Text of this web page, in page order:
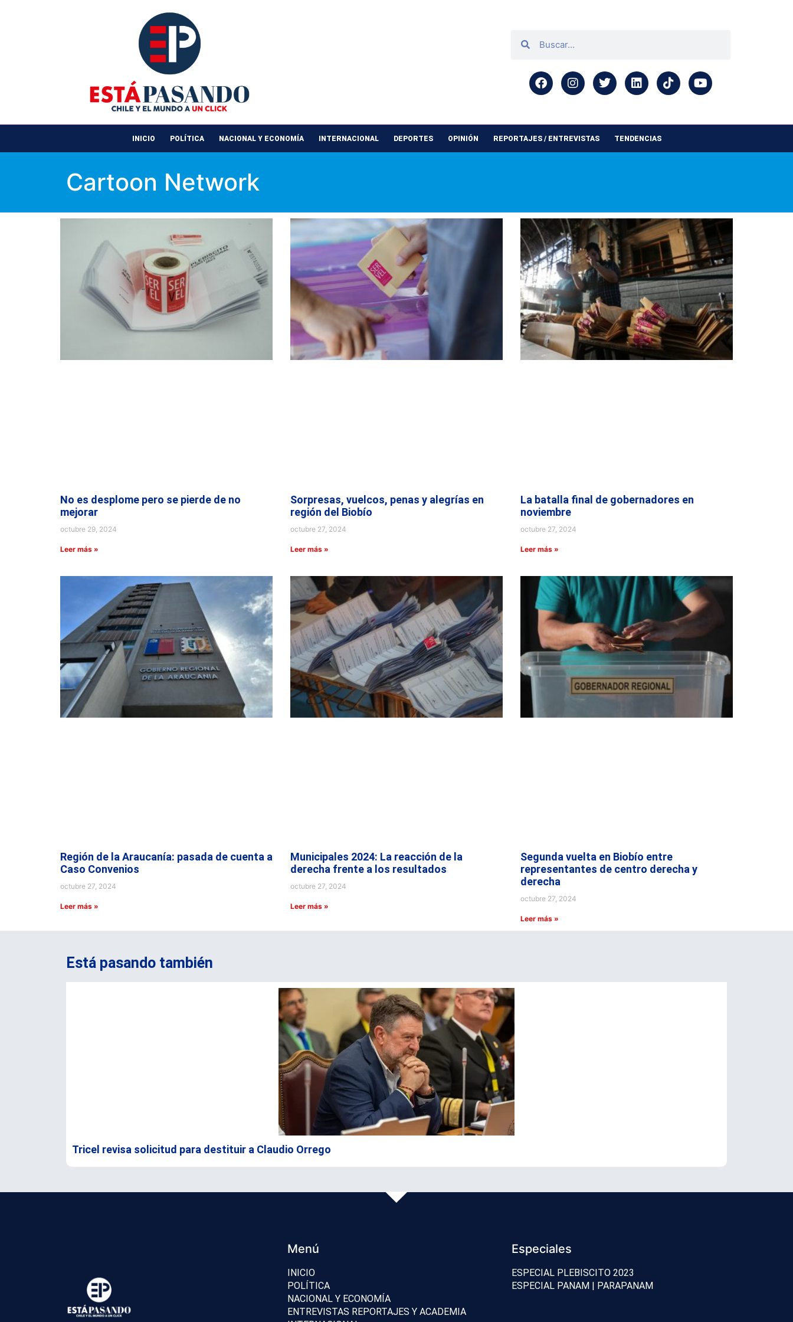
INICIO POLÍTICA NACIONAL Y ECONOMÍA INTERNACIONAL DEPORTES OPINIÓN REPORTAJES / ENTREVISTAS TENDENCIAS
Cartoon Network
No es desplome pero se pierde de no
mejorar
octubre 29, 2024
Leer más »
Sorpresas, vuelcos, penas y alegrías en
región del Biobío
octubre 27, 2024
Leer más »
La batalla final de gobernadores en
noviembre
octubre 27, 2024
Leer más »
Región de la Araucanía: pasada de cuenta a
Caso Convenios
octubre 27, 2024
Leer más »
Municipales 2024: La reacción de la
derecha frente a los resultados
octubre 27, 2024
Leer más »
Segunda vuelta en Biobío entre
representantes de centro derecha y
derecha
octubre 27, 2024
Leer más »
Está pasando también
Tricel revisa solicitud para destituir a Claudio Orrego
Menú
INICIO
POLÍTICA
NACIONAL Y ECONOMÍA
ENTREVISTAS REPORTAJES Y ACADEMIA
Especiales
ESPECIAL PLEBISCITO 2023
ESPECIAL PANAM | PARAPANAM